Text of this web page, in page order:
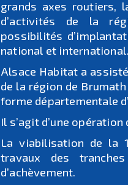
grands axes routiers,
d’activités de la
possibilités
national et international.
Alsace Habitat a
de la région de
forme départementale
Il s’agit d’une
La viabilisation de la
travaux des
d’achèvement.